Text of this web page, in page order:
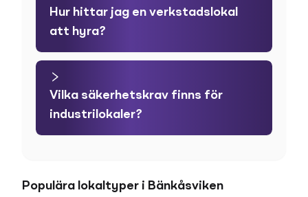
Hur hittar jag en verkstadslokal
att hyra?
Vilka säkerhetskrav finns för
industrilokaler?
Populära lokaltyper i Bänkåsviken